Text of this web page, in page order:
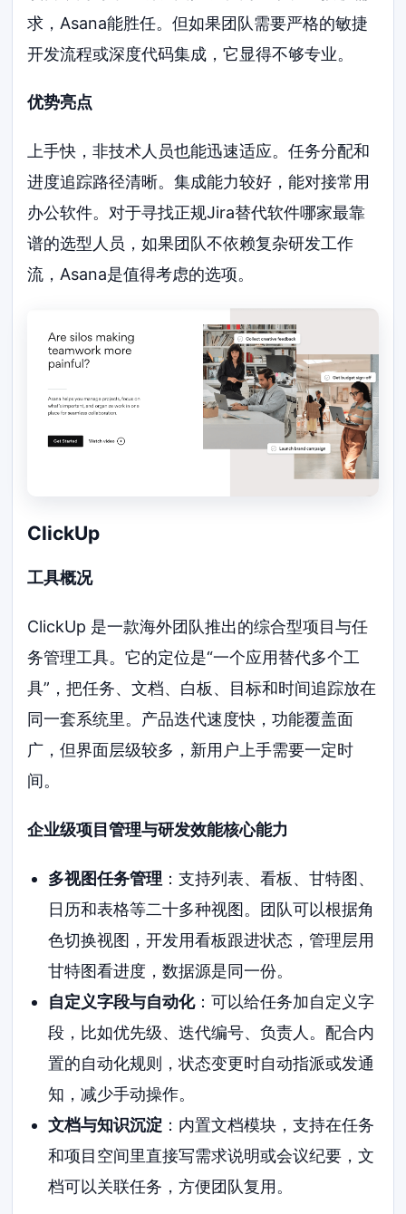
求，Asana能胜任。但如果团队需要严格的敏捷
开发流程或深度代码集成，它显得不够专业。
优势亮点
上手快，非技术人员也能迅速适应。任务分配和
进度追踪路径清晰。集成能力较好，能对接常用
办公软件。对于寻找正规Jira替代软件哪家最靠
谱的选型人员，如果团队不依赖复杂研发工作
流，Asana是值得考虑的选项。
ClickUp
工具概况
ClickUp 是一款海外团队推出的综合型项目与任
务管理工具。它的定位是“一个应用替代多个工
具”，把任务、文档、白板、目标和时间追踪放在
同一套系统里。产品迭代速度快，功能覆盖面
广，但界面层级较多，新用户上手需要一定时
间。
企业级项目管理与研发效能核心能力
多视图任务管理 ：支持列表、看板、甘特图、
日历和表格等二十多种视图。团队可以根据角
色切换视图，开发用看板跟进状态，管理层用
甘特图看进度，数据源是同一份。
自定义字段与自动化：可以给任务加自定义字
段，比如优先级、迭代编号、负责人。配合内
置的自动化规则，状态变更时自动指派或发通
知，减少手动操作。
文档与知识沉淀：内置文档模块，支持在任务
和项目空间里直接写需求说明或会议纪要，文
档可以关联任务，方便团队复用。